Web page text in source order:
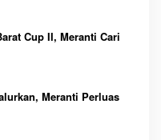
Cup II, Meranti Cari
Meranti Perluas